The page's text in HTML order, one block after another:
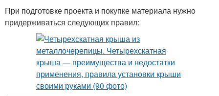
При подготовке проекта и покупке материала нужно
придерживаться следующих правил: